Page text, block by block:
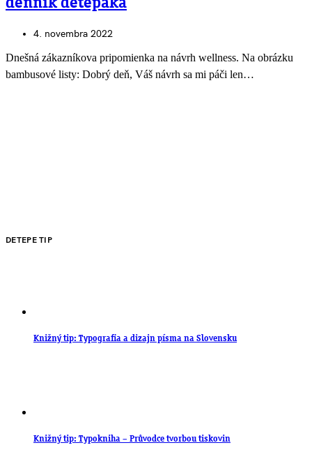
denník detepáka
4. novembra 2022
Dnešná zákazníkova pripomienka na návrh wellness. Na obrázku
bambusové listy: Dobrý deň, Váš návrh sa mi páči len…
DETEPE TIP
Knižný tip: Typografia a dizajn písma na Slovensku
Knižný tip: Typokniha – Průvodce tvorbou tiskovin